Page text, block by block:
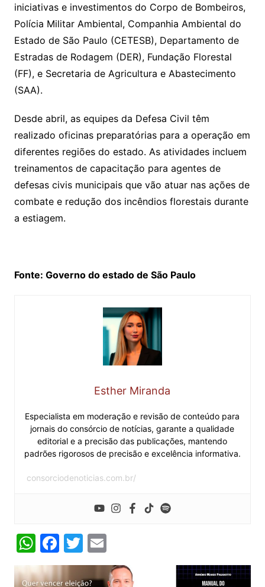
iniciativas e investimentos do Corpo de Bombeiros,
Polícia Militar Ambiental, Companhia Ambiental do
Estado de São Paulo (CETESB), Departamento de
Estradas de Rodagem (DER), Fundação Florestal
(FF), e Secretaria de Agricultura e Abastecimento
(SAA).
Desde abril, as equipes da Defesa Civil têm
realizado oficinas preparatórias para a operação em
diferentes regiões do estado. As atividades incluem
treinamentos de capacitação para agentes de
defesas civis municipais que vão atuar nas ações de
combate e redução dos incêndios florestais durante
a estiagem.
Fonte: Governo do estado de São Paulo
Esther Miranda
Especialista em moderação e revisão de conteúdo para
jornais do consórcio de notícias, garante a qualidade
editorial e a precisão das publicações, mantendo
padrões rigorosos de precisão e excelência informativa.
consorciodenoticias.com.br/
W
h
at
F
a
c
T
w
itt
E
m
ai